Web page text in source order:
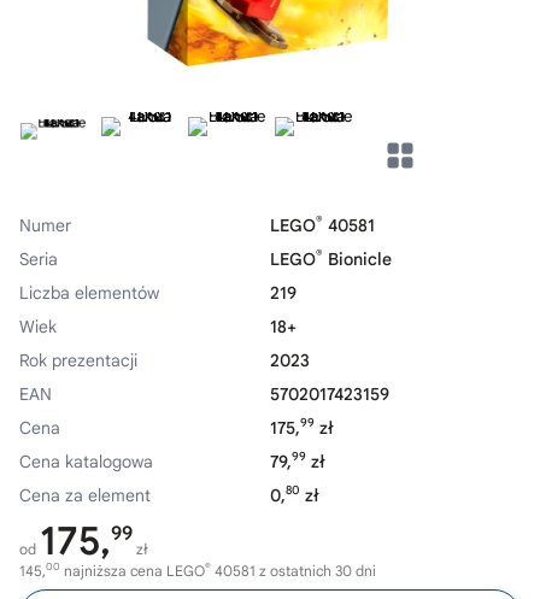
Numer LEGO® 40581
Seria
LEGO® Bionicle
Liczba elementów
219
Wiek
18+
Rok prezentacji
2023
EAN
5702017423159
Cena
175,99 zł
Cena katalogowa
79,99 zł
Cena za element
0,80 zł
od 175,99
zł
145,00 najniższa cena LEGO® 40581 z ostatnich 30 dni